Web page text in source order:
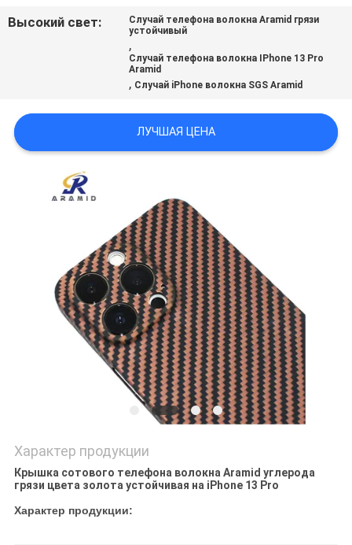
САЙТА
PRIVACY
POLICY
Высокий свет:
Случай телефона волокна Aramid грязи
устойчивый
,
Случай телефона волокна IPhone 13 Pro
Aramid
, Случай iPhone волокна SGS Aramid
ЛУЧШАЯ ЦЕНА
Характер продукции
Крышка сотового телефона волокна Aramid углерода
грязи цвета золота устойчивая на iPhone 13 Pro
Характер продукции: